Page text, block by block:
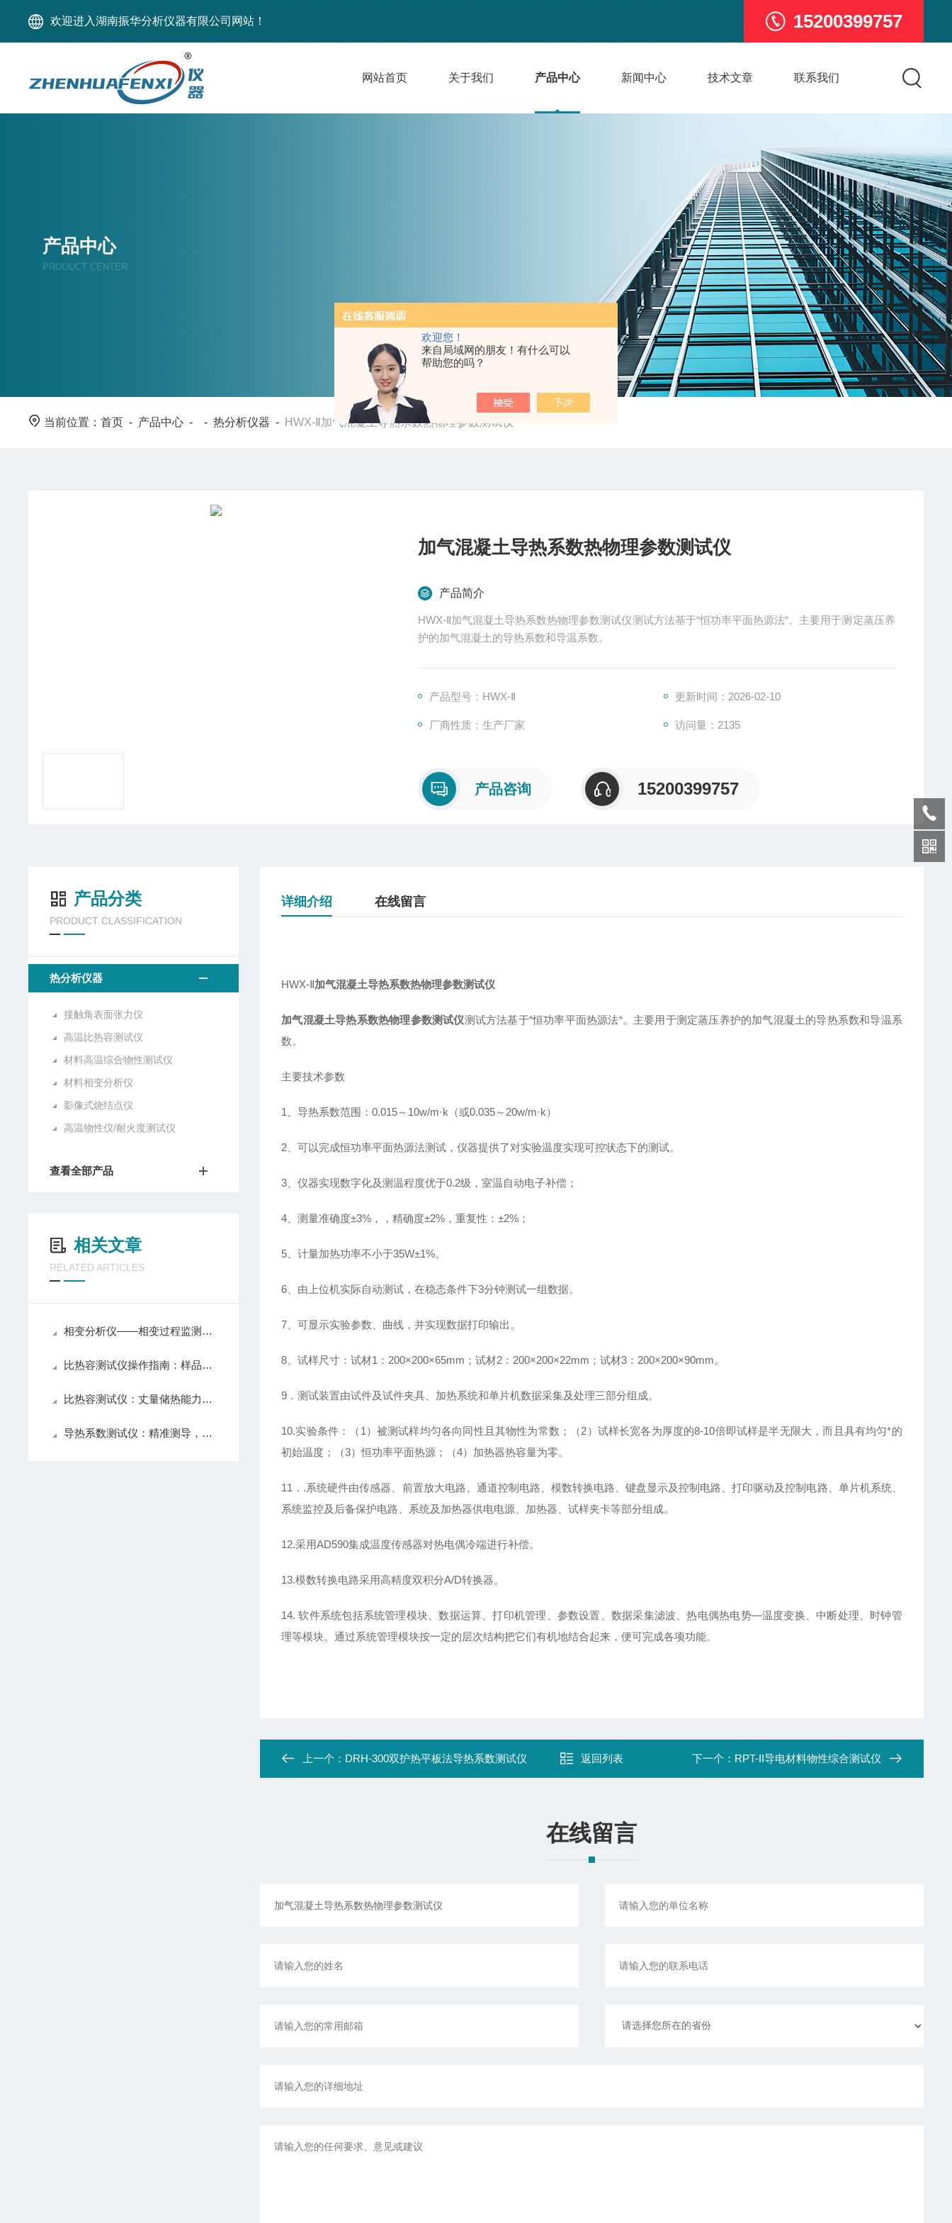
欢迎您！
来自局域网的朋友！有什么可以
帮助您的吗？
欢迎进入湖南振华分析仪器有限公司网站！ 15200399757
网站首页 关于我们 产品中心 新闻中心 技术文章 联系我们
产品中心
PRODUCT CENTER
当前位置：首页 - 产品中心 - -热分析仪器 - HWX-Ⅱ加气混凝土导热系数热物理参数测试仪
加气混凝土导热系数热物理参数测试仪
产品简介
HWX-Ⅱ加气混凝土导热系数热物理参数测试仪测试方法基于“恒功率平面热源法“。主要用于测定蒸压养
护的加气混凝土的导热系数和导温系数。
产品型号：HWX-Ⅱ 更新时间：2026-02-10
厂商性质：生产厂家 访问量：2135
产品咨询 15200399757
产品分类
PRODUCT CLASSIFICATION
热分析仪器
接触角表面张力仪
高温比热容测试仪
材料高温综合物性测试仪
材料相变分析仪
影像式烧结点仪
高温物性仪/耐火度测试仪
查看全部产品
相关文章
RELATED ARTICLES
相变分析仪——相变过程监测原理与材料热力学研究应用
比热容测试仪操作指南：样品制备、测试程序选择与数据分析要点
比热容测试仪：丈量储热能力的标尺
导热系数测试仪：精准测导，赋能材料导热性能高效评估
详细介绍 在线留言
HWX-Ⅱ加气混凝土导热系数热物理参数测试仪
加气混凝土导热系数热物理参数测试仪测试方法基于“恒功率平面热源法“。 主要用于测定蒸压养护的加气混凝土的导热系数和导温系
数。
主要技术参数
1、导热系数范围：0.015～10w/m·k（或0.035～20w/m·k）
2、可以完成恒功率平面热源法测试，仪器提供了对实验温度实现可控状态下的测试。
3、仪器实现数字化及测温程度优于0.2级，室温自动电子补偿；
4、测量准确度±3%，，精确度±2%，重复性：±2%；
5、计量加热功率不小于35W±1%。
6、由上位机实际自动测试，在稳态条件下3分钟测试一组数据。
7、可显示实验参数、曲线，并实现数据打印输出。
8、试样尺寸：试材1：200×200×65mm；试材2：200×200×22mm；试材3：200×200×90mm。
9．测试装置由试件及试件夹具、加热系统和单片机数据采集及处理三部分组成。
10.实验条件：（ 1）被测试样均匀各向同性且其物性为常数；（2）试样长宽各为厚度的8-10倍即试样是半无限大，而且具有均匀*的
初始温度；（3）恒功率平面热源；（4）加热器热容量为零。
11． .系统硬件由传感器、前置放大电路、通道控制电路、模数转换电路、键盘显示及控制电路、打印驱动及控制电路、单片机系统、
系统监控及后备保护电路、系统及加热器供电电源、加热器、试样夹卡等部分组成。
12.采用AD590集成温度传感器对热电偶冷端进行补偿。
13.模数转换电路采用高精度双积分A/D转换器。
14. 软件系统包括系统管理模块、数据运算、打印机管理、参数设置、数据采集滤波、热电偶热电势—温度变换、中断处理、时钟管
理等模块。通过系统管理模块按一定的层次结构把它们有机地结合起来，便可完成各项功能。
上一个： DRH-300双护热平板法导热系数测试仪 返回列表 下一个： RPT-II导电材料物性综合测试仪
在线留言